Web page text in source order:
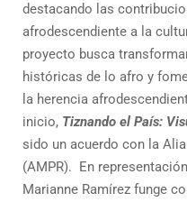
destacando las
afrodescendiente a la
proyecto busca
históricas de lo afro y
la herencia
inicio, Tiznando el País:
sido un acuerdo con la
(AMPR). En
Marianne Ramírez funge